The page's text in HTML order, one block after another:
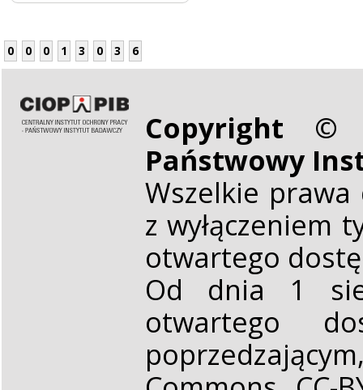
0 0 0 1 3 0 3 6
Copyright ©
Państwowy
Wszelkie
z wyłączeniem
otwartego
Od dnia 1
otwartego